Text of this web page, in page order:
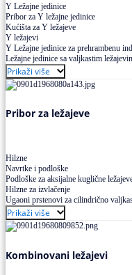
Y Ležajne jedinice
Pribor za Y ležajne jedinice
Kućišta za Y ležajeve
Y ležajevi
Y Ležajne jedinice za prehrambenu
Ležajne jedinice sa valjkastim
Prikaži više
Pribor za ležajeve
Hilzne
Navrtke i podloške
Podloške za aksijalne kuglične
Hilzne za izvlačenje
Ugaoni prstenovi za cilindrično
Prikaži više
Kombinovani ležajevi